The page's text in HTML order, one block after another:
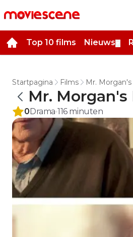
Top 10 films Nieuws
Startpagina Films Mr.
Mr. Morgan's
0Drama 116minuten